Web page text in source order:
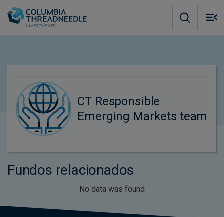
CT Responsible
Emerging Markets team
Fundos relacionados
No data was found